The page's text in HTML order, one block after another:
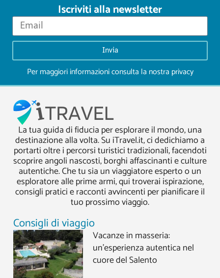
Iscriviti alla newsletter
Invia
Per maggiori informazioni consulta la nostra privacy
La tua guida di fiducia per esplorare il mondo, una
destinazione alla volta. Su iTravel.it, ci dedichiamo a
portarti oltre i percorsi turistici tradizionali, facendoti
scoprire angoli nascosti, borghi affascinanti e culture
autentiche. Che tu sia un viaggiatore esperto o un
esploratore alle prime armi, qui troverai ispirazione,
consigli pratici e racconti avvincenti per pianificare il
tuo prossimo viaggio.
Consigli di viaggio
Vacanze in masseria:
un’esperienza autentica nel
cuore del Salento